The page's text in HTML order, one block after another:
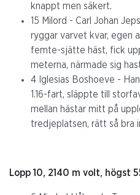
knappt men säkert.
15 Milord - Carl Johan
ryggar varvet kvar, egen
femte-sjätte häst, fick
meterna, närmade sig
4 Iglesias Boshoeve -
1.16-fart, släppte till
mellan hästar mitt på
tredjeplatsen, rätt så bra
Lopp 10, 2140 m volt, högst